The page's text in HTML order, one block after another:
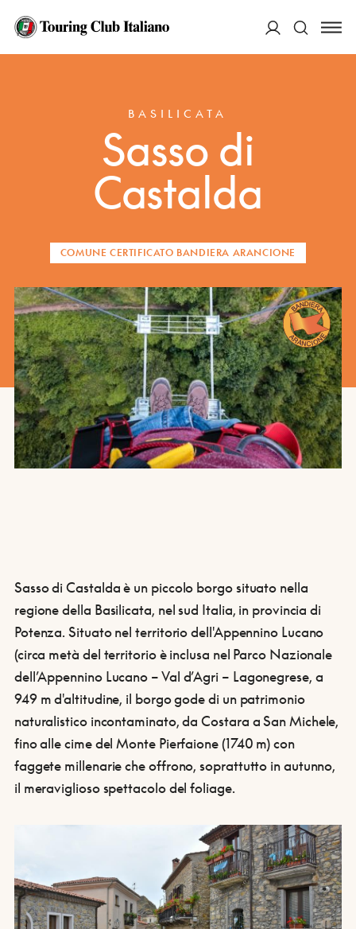
HOME
BASILICATA
Sasso di
Castalda
COMUNE CERTIFICATO BANDIERA ARANCIONE
Sasso di Castalda è un piccolo borgo situato nella
regione della Basilicata, nel sud Italia, in provincia di
Potenza. Situato nel territorio dell'Appennino Lucano
(circa metà del territorio è inclusa nel Parco Nazionale
dell’Appennino Lucano – Val d’Agri – Lagonegrese, a
949 m d'altitudine, il borgo gode di un patrimonio
naturalistico incontaminato, da Costara a San Michele,
fino alle cime del Monte Pierfaione (1740 m) con
faggete millenarie che offrono, soprattutto in autunno,
il meraviglioso spettacolo del foliage.